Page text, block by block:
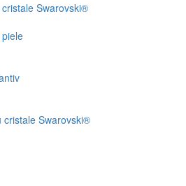
Swarovski®
cristale Swarovski®